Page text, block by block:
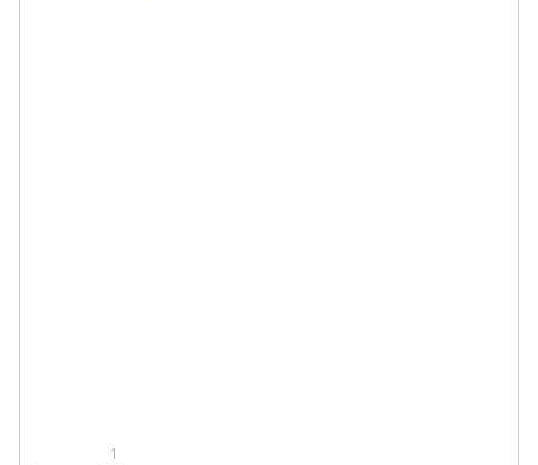
1